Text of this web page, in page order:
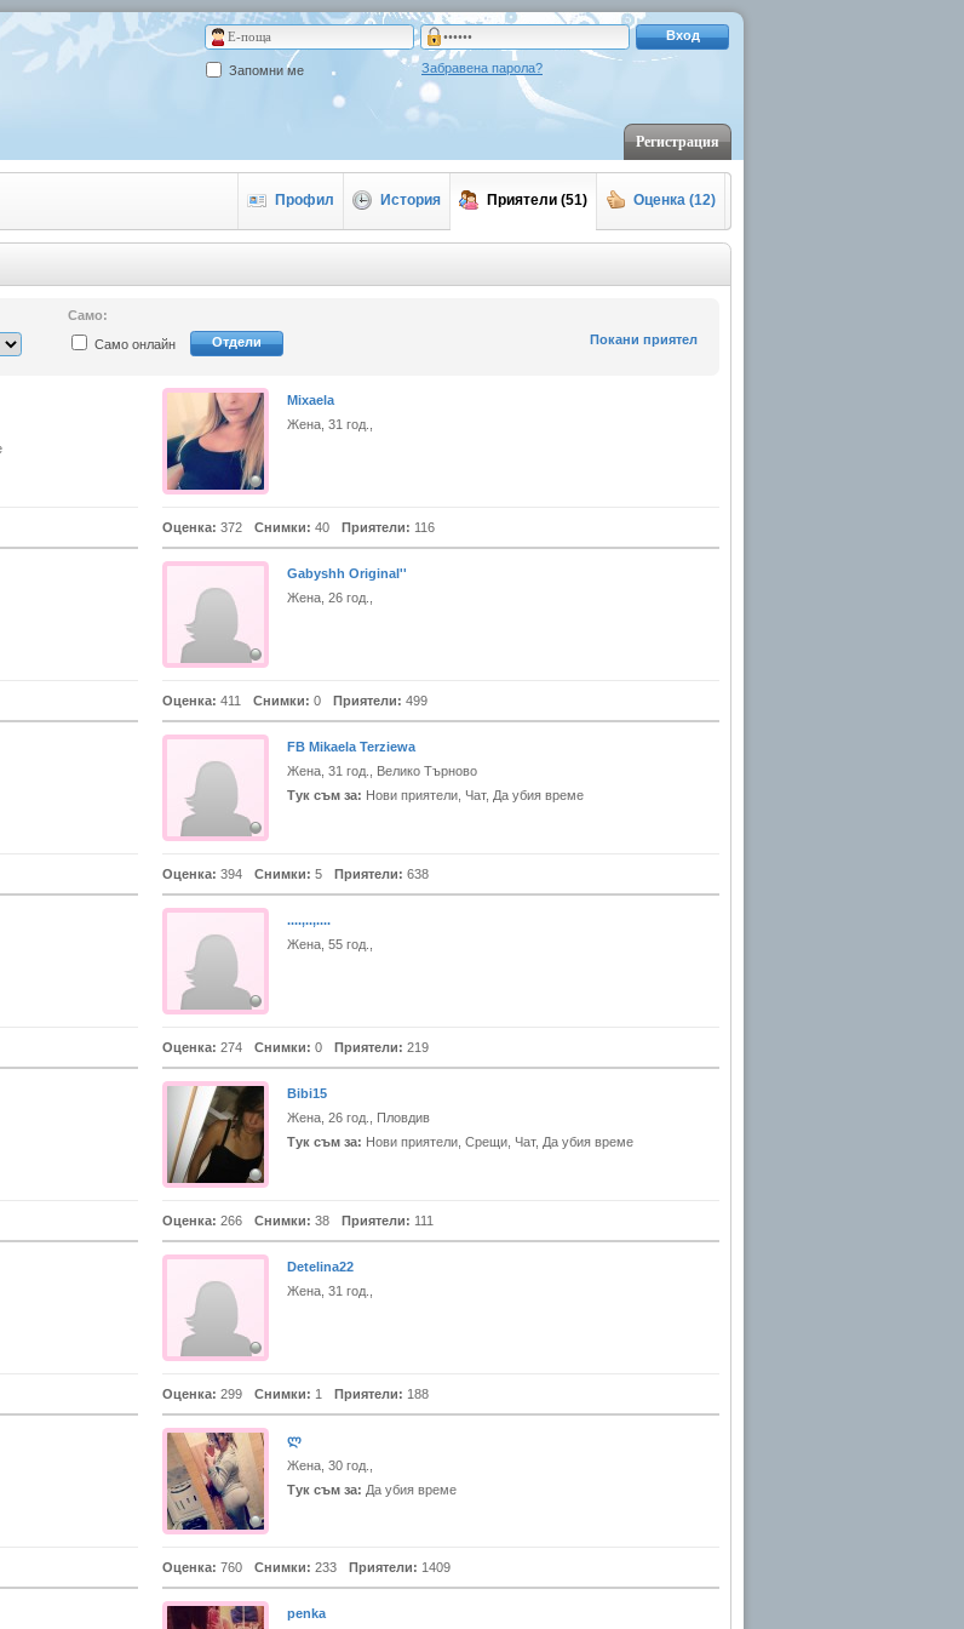
Регистрация
Вход
Запомни ме Забравена парола?
Профил История Приятели (51) Оценка (12)
Само:
Само онлайн
Отдели Покани приятел
Mixaela
Жена, 31 год.,
Оценка: 372 Снимки: 40 Приятели: 116
Gabyshh Original''
Жена, 26 год.,
Оценка: 411 Снимки: 0 Приятели: 499
FB Mikaela Terziewa
Жена, 31 год., Велико Търново
Тук съм за: Нови приятели, Чат, Да убия време
Оценка: 394 Снимки: 5 Приятели: 638
....,..,....
Жена, 55 год.,
Оценка: 274 Снимки: 0 Приятели: 219
Bibi15
Жена, 26 год., Пловдив
Тук съм за: Нови приятели, Срещи, Чат, Да убия време
Оценка: 266 Снимки: 38 Приятели: 111
Detelina22
Жена, 31 год.,
Оценка: 299 Снимки: 1 Приятели: 188
ლ
Жена, 30 год.,
Тук съм за: Да убия време
Оценка: 760 Снимки: 233 Приятели: 1409
penka